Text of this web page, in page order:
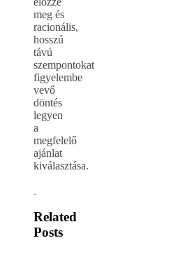
meg és
racionális,
hosszú
távú
szempontokat
figyelembe
vevő
döntés
legyen
a
megfelelő
ajánlat
kiválasztása.
Related
Posts